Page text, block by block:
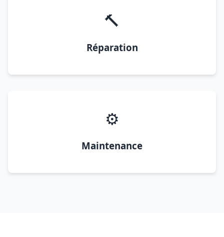
🔨
Réparation
⚙️
Maintenance